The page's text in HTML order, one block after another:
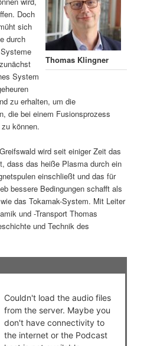
Thomas Klingner
Doch
sich
durch
System
zu erhalten, um die
die bei einem Fusionsprozess
können.
wird seit einiger Zeit das
dass das heiße Plasma durch ein
einschließt und das für
bessere Bedingungen schafft als
das Tokamak-System. Mit Leiter
und -Transport Thomas
und Technik des